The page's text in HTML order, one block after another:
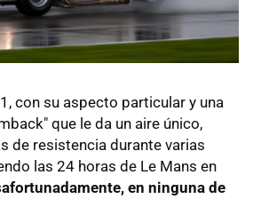
con su aspecto particular y una
que le da un aire único,
de resistencia durante varias
las 24 horas de Le Mans en
en ninguna de